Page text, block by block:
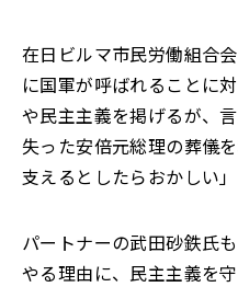
在日ビルマ市民労働組合
に国軍が呼ばれることに
や民主主義を掲げるが、
失った安倍元総理の葬儀
支えるとしたらおかしい
パートナーの武田砂鉄氏
やる理由に、民主主義を